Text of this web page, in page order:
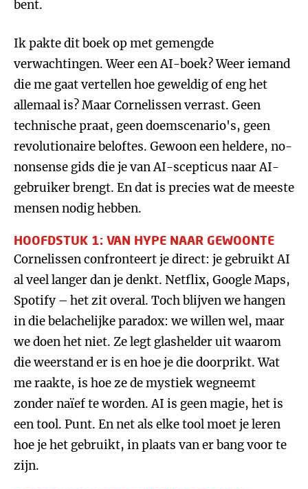
bent.
Ik pakte dit boek op met gemengde
verwachtingen. Weer een AI-boek? Weer iemand
die me gaat vertellen hoe geweldig of eng het
allemaal is? Maar Cornelissen verrast. Geen
technische praat, geen doemscenario's, geen
revolutionaire beloftes. Gewoon een heldere, no-
nonsense gids die je van AI-scepticus naar AI-
gebruiker brengt. En dat is precies wat de meeste
mensen nodig hebben.
HOOFDSTUK 1: VAN HYPE NAAR GEWOONTE
Cornelissen confronteert je direct: je gebruikt AI
al veel langer dan je denkt. Netflix, Google Maps,
Spotify – het zit overal. Toch blijven we hangen
in die belachelijke paradox: we willen wel, maar
we doen het niet. Ze legt glashelder uit waarom
die weerstand er is en hoe je die doorprikt. Wat
me raakte, is hoe ze de mystiek wegneemt
zonder naïef te worden. AI is geen magie, het is
een tool. Punt. En net als elke tool moet je leren
hoe je het gebruikt, in plaats van er bang voor te
zijn.